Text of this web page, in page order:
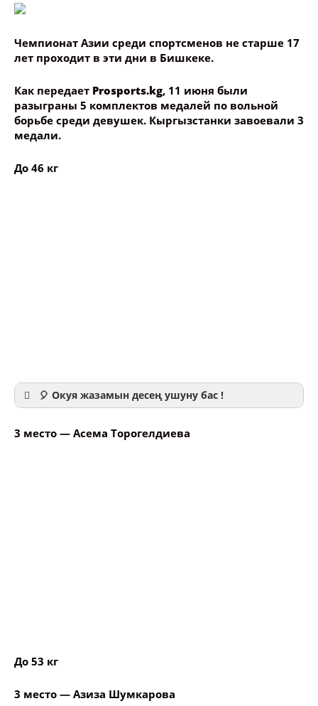
Чемпионат Азии среди спортсменов не старше 17
лет проходит в эти дни в Бишкеке.
Как передает Prosports.kg, 11 июня были
разыграны 5 комплектов медалей по вольной
борьбе среди девушек. Кыргызстанки завоевали 3
медали.
До 46 кг
🎈 Окуя жазамын десең ушуну бас !
3 место — Асема Торогелдиева
До 53 кг
3 место — Азиза Шумкарова